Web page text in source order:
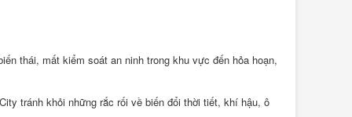
thái, mất kiểm soát an ninh trong khu vực đến hỏa hoạn,
tránh khỏi những rắc rối về biến đổi thời tiết, khí hậu, ô